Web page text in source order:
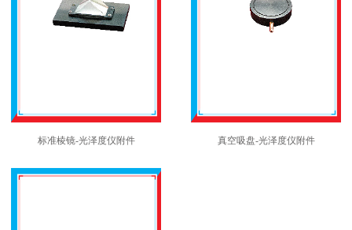
标准棱镜-光泽度仪附件 真空吸盘-光泽度仪附件